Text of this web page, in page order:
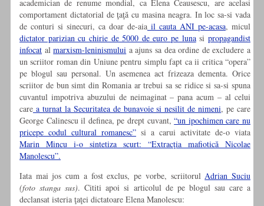
academician de renume mondial, ca Elena Ceausescu, are acelasi
comportament dictatorial de ţaţă cu masina neagra. In loc sa-si vada
de conturi si sinecuri, ca doar de-aia il cauta ANI pe-acasa, micul
dictator parizian cu chirie de 5000 de euro pe lunasipropagandist
infocat almarxism-leninismului a ajuns sa dea ordine de excludere a
un scriitor roman din Uniune pentru simplu fapt ca ii critica “opera”
pe blogul sau personal. Un asemenea act frizeaza dementa. Orice
scriitor de bun simt din Romania ar trebui sa se ridice si sa-si spuna
cuvantul impotriva abuzului de neimaginat – pana acum – al celui
care a turnat la Securitatea de bunavoie si nesilit de nimeni, pe care
George Calinescu il definea, pe drept cuvant,“un ipochimen care nu
pricepe codul cultural romanesc” si a carui activitate de-o viata
Marin Mincu i-o sintetiza scurt: “Extracţia mafiotică Nicolae
Manolescu”.
Iata mai jos cum a fost exclus, pe vorbe, scriitorulAdrian Suciu
(foto stanga sus). Cititi apoi si articolul de pe blogul sau care a
declansat isteria ţaţei dictatoare Elena Manolescu: